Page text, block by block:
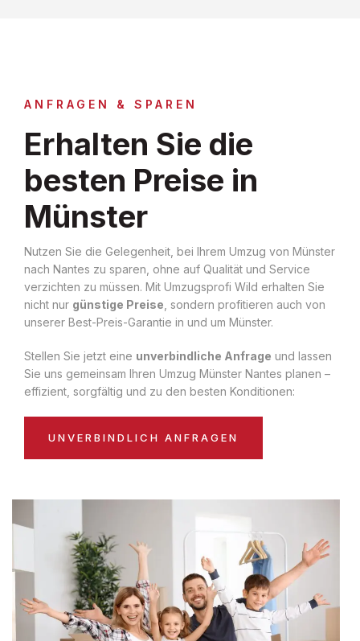
ANFRAGEN & SPAREN
Erhalten Sie die
besten Preise in
Münster
Nutzen Sie die Gelegenheit, bei Ihrem Umzug von Münster
nach Nantes zu sparen, ohne auf Qualität und Service
verzichten zu müssen. Mit Umzugsprofi Wild erhalten Sie
nicht nur günstige Preise , sondern profitieren auch von
unserer Best-Preis-Garantie in und um Münster.
Stellen Sie jetzt eine unverbindliche Anfrage und lassen
Sie uns gemeinsam Ihren Umzug Münster Nantes planen –
effizient, sorgfältig und zu den besten Konditionen:
UNVERBINDLICH ANFRAGEN